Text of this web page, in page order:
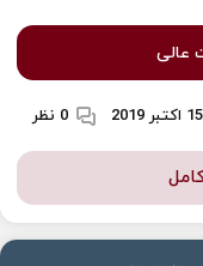
عالی
15 اکتبر 2019 0 نظر